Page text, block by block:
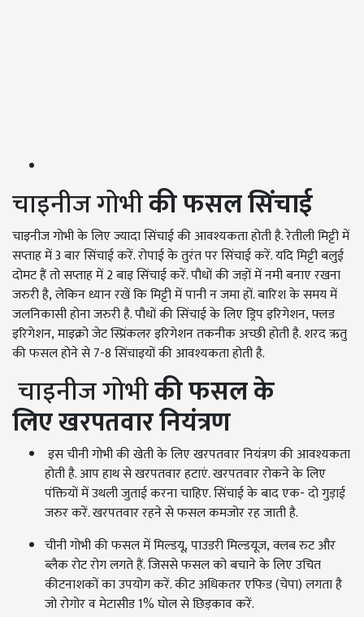
चाइनीज गोभीकी फसल सिंचाई
चाइनीज गोभी के लिए ज्यादा सिंचाई की आवश्यकता होती है. रेतीली मिट्टी में
सप्ताह में3बार सिंचाई करें. रोपाई के तुरंत पर सिंचाई करें. यदि मिट्टी बलुई
दोमट हैं तो सप्ताह में2बाइ सिंचाई करें. पौधों की जड़ों में नमी बनाए रखना
जरुरी है,लेकिन ध्यान रखें कि मिट्टी में पानी न जमा हों. बारिश के समय में
जलनिकासी होना जरुरी है. पौधों की सिंचाई के लिए ड्रिप इरिगेशन,फ्लड
इरिगेशन,माइक्रो जेट स्प्रिंकलर इरिगेशन तकनीक अच्छी होती है. शरद ऋतु
की फसल होने से7-8सिंचाइयों की आवश्यकता होती है.
चाइनीज गोभीकी फसल के
लिएखरपतवार नियंत्रण
इस चीनी गोभी की खेती के लिए खरपतवार नियंत्रण की आवश्यकता
होती है. आप हाथ से खरपतवार हटाएं. खरपतवार रोकने के लिए
पंक्तियों में उथली जुताई करना चाहिए. सिंचाई के बाद एक- दो गुड़ाई
जरुर करें. खरपतवार रहने से फसल कमजोर रह जाती है.
चीनी गोभी की फसल में मिल्डयू,पाउडरी मिल्डयूज,क्लब रुट और
ब्लैक रोट रोग लगते हैं. जिससे फसल को बचाने के लिए उचित
कीटनाशकों का उपयोग करें. कीट अधिकतर एफिड (चेपा) लगता है
जो रोगोर व मेटासीड1%घोल से छिड़काव करें.